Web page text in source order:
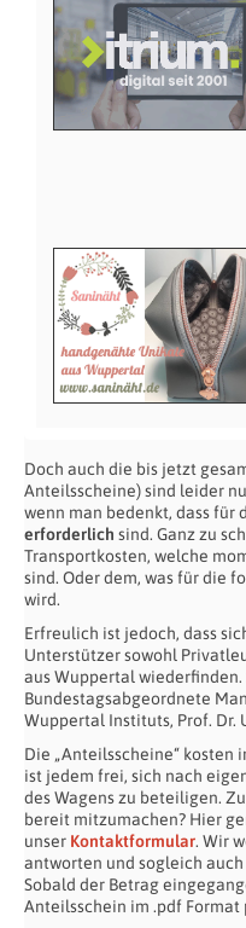
Doch auch die bis jetzt
Anteilsscheine) sind leider
wenn man bedenkt, dass für
erforderlich sind. Ganz zu
Transportkosten, welche
sind. Oder dem, was für die
wird.
Erfreulich ist jedoch, dass
Unterstützer sowohl
aus Wuppertal wiederfinden.
Bundestagsabgeordnete
Wuppertal Instituts, Prof. Dr.
Die „Anteilsscheine“ kosten
ist jedem frei, sich nach
des Wagens zu beteiligen.
bereit mitzumachen? Hier
unser Kontaktformular. Wir
antworten und sogleich
Sobald der Betrag
Anteilsschein im .pdf Format